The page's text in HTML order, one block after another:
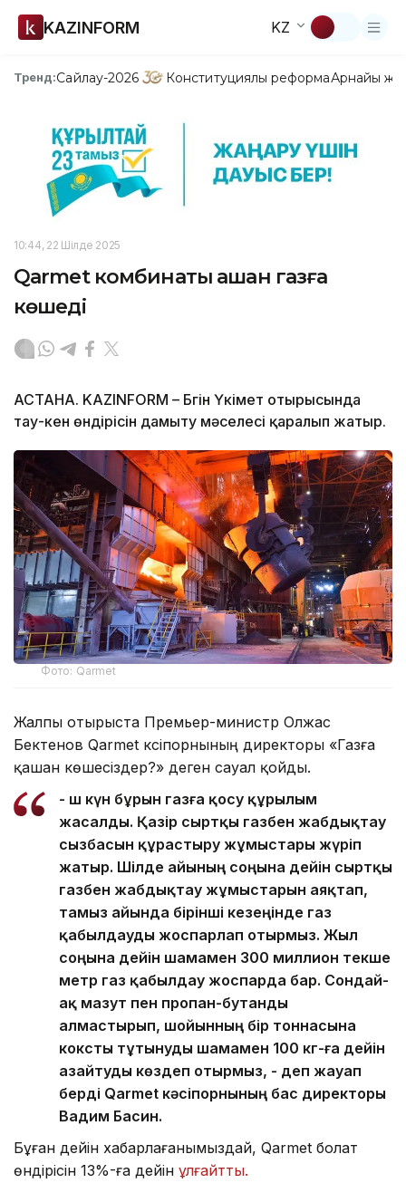
KAZINFORM KZ
Тренд:Сайлау-2026 Конституциялық реформаАрнайы
10:44, 22 Шілде 2025
Qarmet комбинаты қашан газға
көшеді
АСТАНА. KAZINFORM – Бүгін Үкімет отырысында
тау-кен өндірісін дамыту мәселесі қаралып жатыр.
Фото: Qarmet
Жалпы отырыста Премьер-министр Олжас
Бектенов Qarmet кәсіпорнының директоры «Газға
қашан көшесіздер?» деген сауал қойды.
- Үш күн бұрын газға қосу құрылым
жасалды. Қазір сыртқы газбен жабдықтау
сызбасын құрастыру жұмыстары жүріп
жатыр. Шілде айының соңына дейін сыртқы
газбен жабдықтау жұмыстарын аяқтап,
тамыз айында бірінші кезеңінде газ
қабылдауды жоспарлап отырмыз. Жыл
соңына дейін шамамен 300 миллион текше
метр газ қабылдау жоспарда бар. Сондай-
ақ мазут пен пропан-бутанды
алмастырып, шойынның бір тоннасына
коксты тұтынуды шамамен 100 кг-ға дейін
азайтуды көздеп отырмыз, - деп жауап
берді Qarmet кәсіпорнының бас директоры
Вадим Басин.
Бұған дейін хабарлағанымыздай, Qarmet болат
өндірісін 13%-ға дейін ұлғайтты.